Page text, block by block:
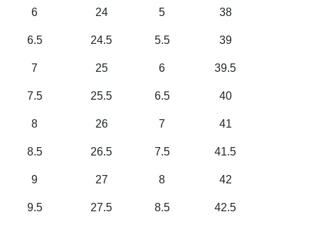
6 24 5 38
6.5 24.5 5.5 39
7 25 6 39.5
7.5 25.5 6.5 40
8 26 7 41
8.5 26.5 7.5 41.5
9 27 8 42
9.5 27.5 8.5 42.5